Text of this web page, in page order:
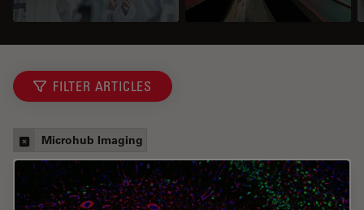
FILTER ARTICLES
Microhub Imaging